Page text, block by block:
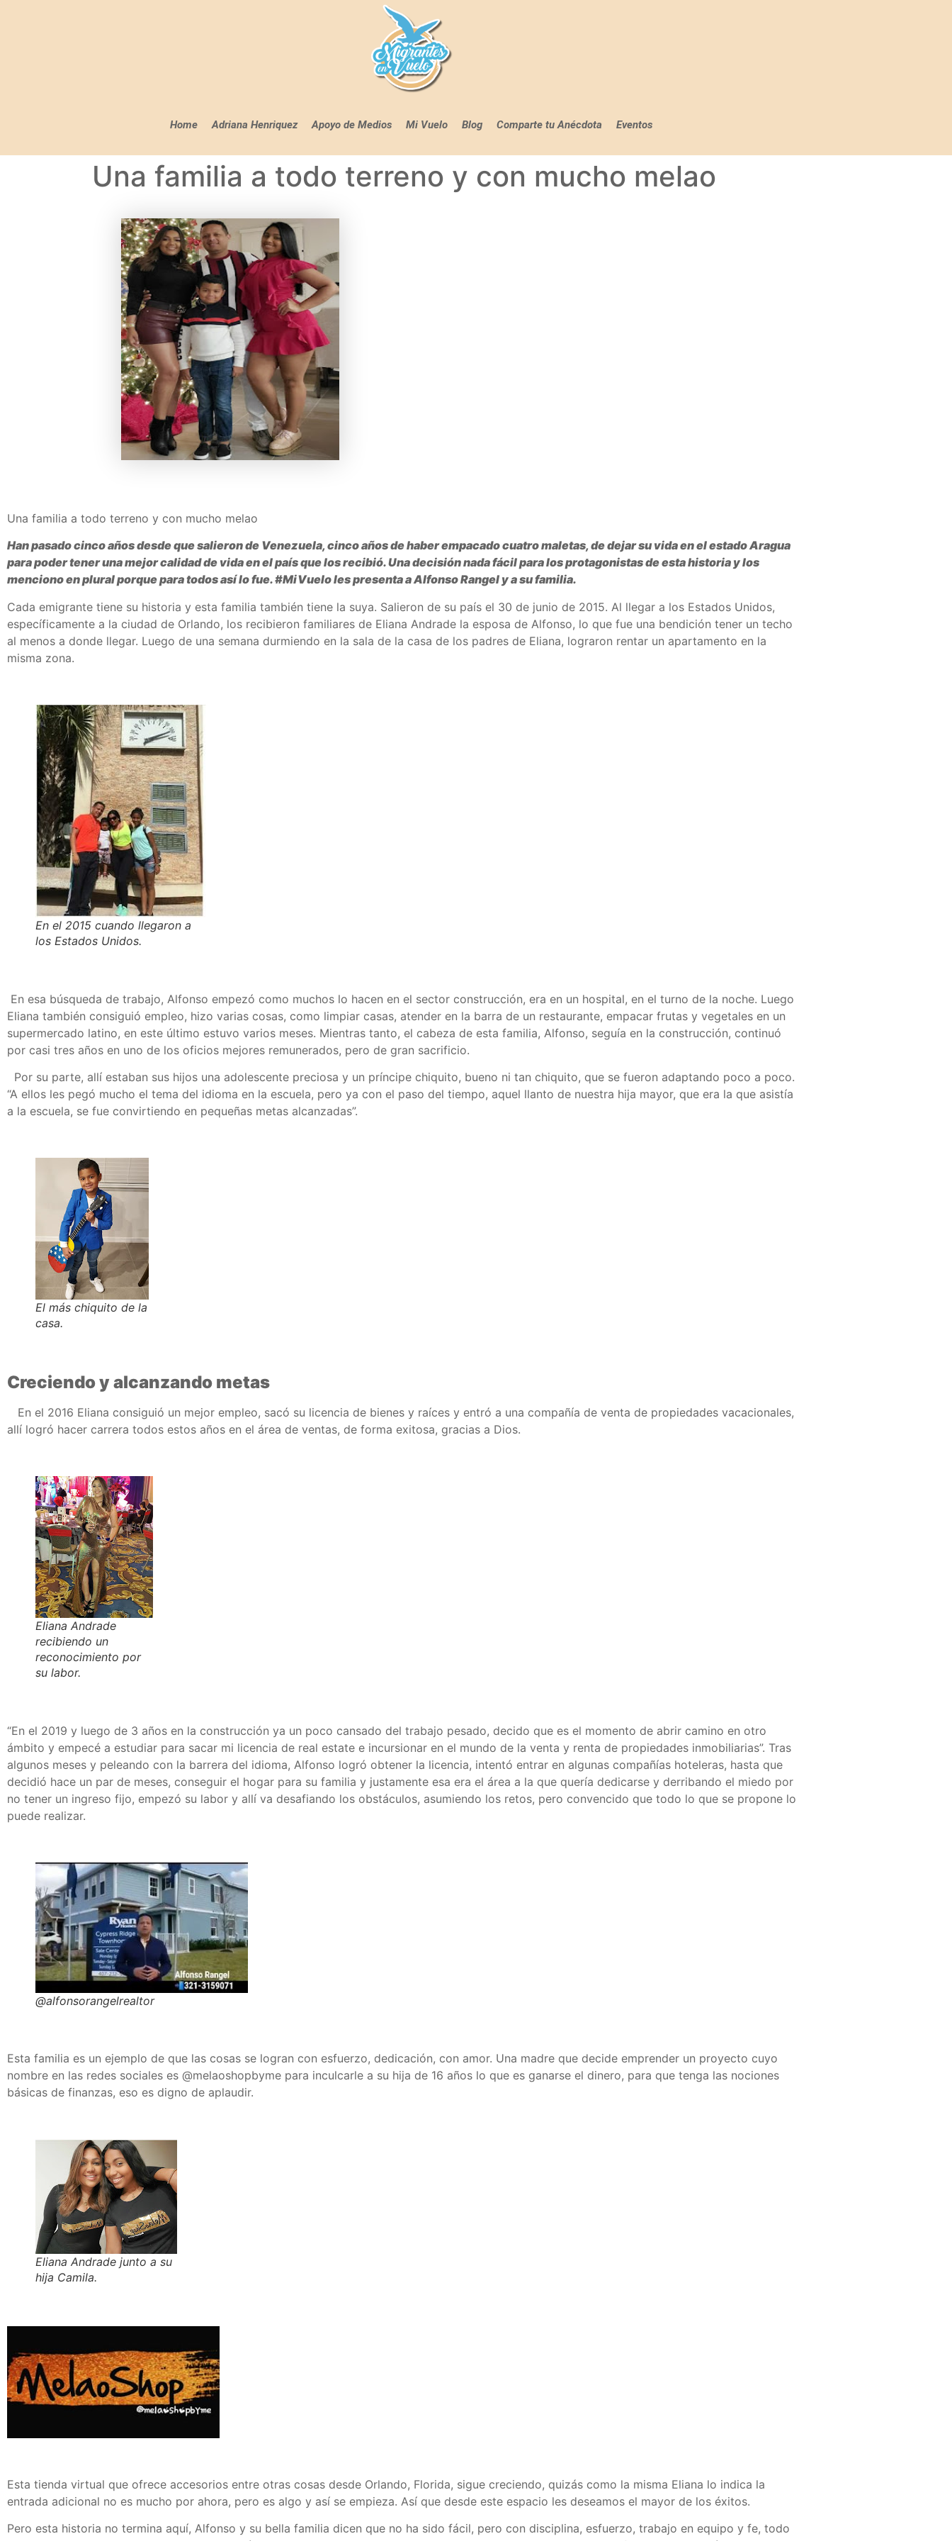
Home Adriana Henriquez Apoyo de Medios Mi Vuelo Blog Comparte tu Anécdota Eventos
Una familia a todo terreno y con mucho melao
Una familia a todo terreno y con mucho melao
Han pasado cinco años desde que salieron de Venezuela, cinco años de haber empacado cuatro maletas, de dejar su vida en el estado Aragua
para poder tener una mejor calidad de vida en el país que los recibió. Una decisión nada fácil para los protagonistas de esta historia y los
menciono en plural porque para todos así lo fue. #MiVuelo les presenta a Alfonso Rangel y a su familia.
Cada emigrante tiene su historia y esta familia también tiene la suya. Salieron de su país el 30 de junio de 2015. Al llegar a los Estados Unidos,
específicamente a la ciudad de Orlando, los recibieron familiares de Eliana Andrade la esposa de Alfonso, lo que fue una bendición tener un techo
al menos a donde llegar. Luego de una semana durmiendo en la sala de la casa de los padres de Eliana, lograron rentar un apartamento en la
misma zona.
En el 2015 cuando llegaron a
los Estados Unidos.
En esa búsqueda de trabajo, Alfonso empezó como muchos lo hacen en el sector construcción, era en un hospital, en el turno de la noche. Luego
Eliana también consiguió empleo, hizo varias cosas, como limpiar casas, atender en la barra de un restaurante, empacar frutas y vegetales en un
supermercado latino, en este último estuvo varios meses. Mientras tanto, el cabeza de esta familia, Alfonso, seguía en la construcción, continuó
por casi tres años en uno de los oficios mejores remunerados, pero de gran sacrificio.
Por su parte, allí estaban sus hijos una adolescente preciosa y un príncipe chiquito, bueno ni tan chiquito, que se fueron adaptando poco a poco.
“A ellos les pegó mucho el tema del idioma en la escuela, pero ya con el paso del tiempo, aquel llanto de nuestra hija mayor, que era la que asistía
a la escuela, se fue convirtiendo en pequeñas metas alcanzadas”.
El más chiquito de la
casa.
Creciendo y alcanzando metas
En el 2016 Eliana consiguió un mejor empleo, sacó su licencia de bienes y raíces y entró a una compañía de venta de propiedades vacacionales,
allí logró hacer carrera todos estos años en el área de ventas, de forma exitosa, gracias a Dios.
Eliana Andrade
recibiendo un
reconocimiento por
su labor.
“En el 2019 y luego de 3 años en la construcción ya un poco cansado del trabajo pesado, decido que es el momento de abrir camino en otro
ámbito y empecé a estudiar para sacar mi licencia de real estate e incursionar en el mundo de la venta y renta de propiedades inmobiliarias”. Tras
algunos meses y peleando con la barrera del idioma, Alfonso logró obtener la licencia, intentó entrar en algunas compañías hoteleras, hasta que
decidió hace un par de meses, conseguir el hogar para su familia y justamente esa era el área a la que quería dedicarse y derribando el miedo por
no tener un ingreso fijo, empezó su labor y allí va desafiando los obstáculos, asumiendo los retos, pero convencido que todo lo que se propone lo
puede realizar.
@alfonsorangelrealtor
Esta familia es un ejemplo de que las cosas se logran con esfuerzo, dedicación, con amor. Una madre que decide emprender un proyecto cuyo
nombre en las redes sociales es @melaoshopbyme para inculcarle a su hija de 16 años lo que es ganarse el dinero, para que tenga las nociones
básicas de finanzas, eso es digno de aplaudir.
Eliana Andrade junto a su
hija Camila.
Esta tienda virtual que ofrece accesorios entre otras cosas desde Orlando, Florida, sigue creciendo, quizás como la misma Eliana lo indica la
entrada adicional no es mucho por ahora, pero es algo y así se empieza. Así que desde este espacio les deseamos el mayor de los éxitos.
Pero esta historia no termina aquí, Alfonso y su bella familia dicen que no ha sido fácil, pero con disciplina, esfuerzo, trabajo en equipo y fe, todo